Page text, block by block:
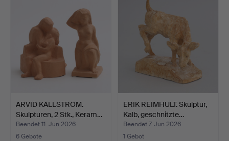
ARVID KÄLLSTRÖM.
Skulpturen, 2 Stk., Keram…
Beendet 11. Jun 2026
6 Gebote
ERIK REIMHULT. Skulptur,
Kalb, geschnitzte…
Beendet 7. Jun 2026
1 Gebot